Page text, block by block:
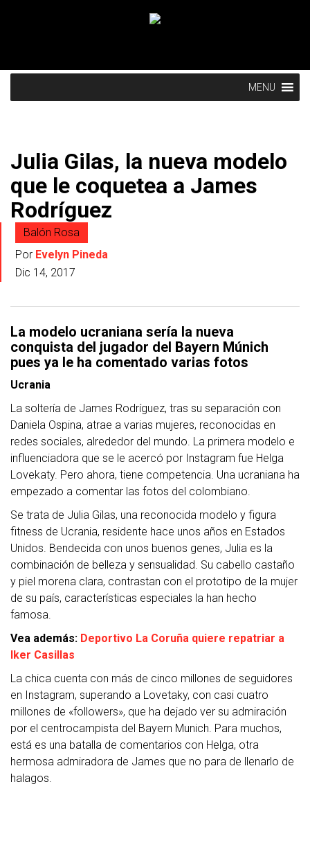
MENU
Julia Gilas, la nueva modelo
que le coquetea a James
Rodríguez
Balón Rosa
Por Evelyn Pineda
Dic 14, 2017
La modelo ucraniana sería la nueva
conquista del jugador del Bayern Múnich
pues ya le ha comentado varias fotos
Ucrania
La soltería de James Rodríguez, tras su separación con
Daniela Ospina, atrae a varias mujeres, reconocidas en
redes sociales, alrededor del mundo. La primera modelo e
influenciadora que se le acercó por Instagram fue Helga
Lovekaty. Pero ahora, tiene competencia. Una ucraniana ha
empezado a comentar las fotos del colombiano.
Se trata de Julia Gilas, una reconocida modelo y figura
fitness de Ucrania, residente hace unos años en Estados
Unidos. Bendecida con unos buenos genes, Julia es la
combinación de belleza y sensualidad. Su cabello castaño
y piel morena clara, contrastan con el prototipo de la mujer
de su país, características especiales la han hecho
famosa.
Vea además: Deportivo La Coruña quiere repatriar a
Iker Casillas
La chica cuenta con más de cinco millones de seguidores
en Instagram, superando a Lovetaky, con casi cuatro
millones de «followers», que ha dejado ver su admiración
por el centrocampista del Bayern Munich. Para muchos,
está es una batalla de comentarios con Helga, otra
hermosa admiradora de James que no para de llenarlo de
halagos.